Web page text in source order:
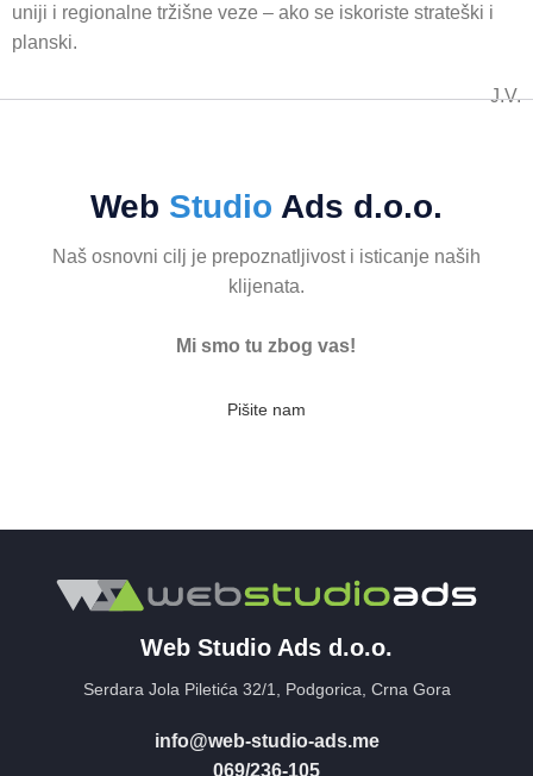
uniji i regionalne tržišne veze – ako se iskoriste strateški i
planski.
J.V.
Web Studio Ads d.o.o.
Naš osnovni cilj je prepoznatljivost i isticanje naših
klijenata.
Mi smo tu zbog vas!
Pišite nam
Web Studio Ads d.o.o.
Serdara Jola Piletića 32/1, Podgorica, Crna Gora
info@web-studio-ads.me
069/236-105